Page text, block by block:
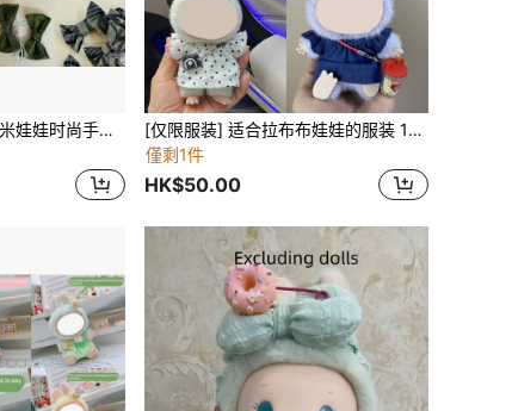
全新 1-3 代 15-17 厘米娃娃时尚手工领带、领结、红色、蓝色、绿色、格子、条纹等多种图案、正式服装配饰、娃娃/宠物领带和领结、可爱、有趣、独特的 坐姿派对服装
[仅限服装] 适合拉布布娃娃的服装 17 厘米装扮服装配饰，配有时尚服装和蝴蝶结，适合拉布布娃娃，春夏系列，生日/复活节/圣诞节礼物，节日礼物，可爱优雅公主裙（不含娃娃）
僅剩1件
HK$50.00